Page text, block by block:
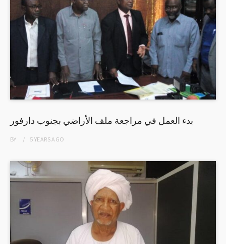
بدء العمل في مراجعة ملف الأراضي بجنوب دارفور
BY 5 YEARSAGO